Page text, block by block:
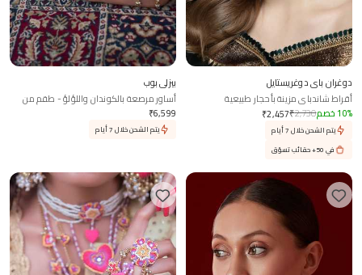
دوغران باي دوغريستايل
أقراط شاندباي مزينة بأحجار طبيعية
₹2,457₹2,730 10% خصم
يتم الشحن خلال 7 أيام
في 50+ حقائب تسوّق
بيزلي بوب
أساور مرصعة بالكوندان واللؤلؤ - طقم من
قطعتين
₹6,599
يتم الشحن خلال 7 أيام